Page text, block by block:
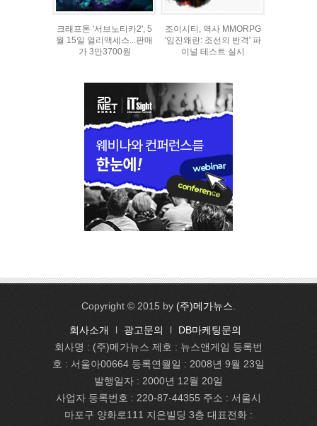
크래프톤 '서브노티카2', 5
월 15일 얼리액세스...판매
가 3만3700원
조이시티, 역사 MMORPG
'임진왜란: 조선의 반격' 파
이널 테스트 실시
Copyright © 2015 by (주)메가뉴스
회사소개 l 광고문의 l
DB마케팅문의
회사명 : (주)메가뉴스 제호 : 뉴스앤게임 등록번
호 : 서울아00664 등록연월일 : 2008년 9월 23일
발행일자 : 2000년 12월 20일
사업자 등록번호 : 220-87-44355 주소 : 서울시
마포구 양화로111 지은빌딩 3층 대표전화 :